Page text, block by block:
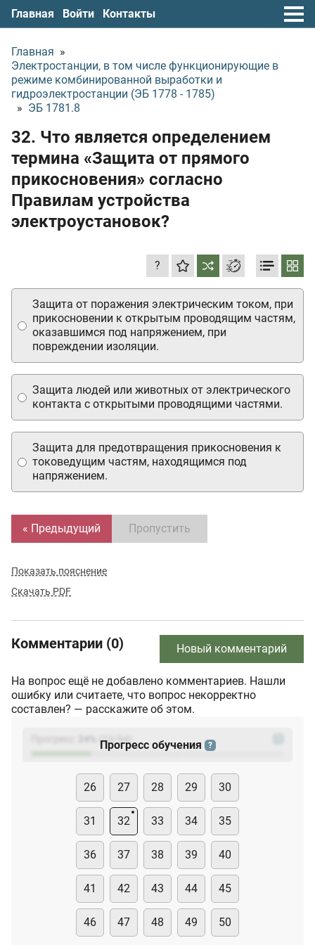
Главная Войти Контакты
Главная »
Электростанции, в том числе функционирующие в
режиме комбинированной выработки и
гидроэлектростанции (ЭБ 1778 - 1785)
» ЭБ 1781.8
32. Что является определением
термина «Защита от прямого
прикосновения» согласно
Правилам устройства
электроустановок?
?
Защита от поражения электрическим током, при
прикосновении к открытым проводящим частям,
оказавшимся под напряжением, при
повреждении изоляции.
Защита людей или животных от электрического
контакта с открытыми проводящими частями.
Защита для предотвращения прикосновения к
токоведущим частям, находящимся под
напряжением.
« Предыдущий Пропустить
Показать пояснение
Скачать PDF
Комментарии (0) Новый комментарий
На вопрос ещё не добавлено комментариев. Нашли
ошибку или считаете, что вопрос некорректно
составлен? — расскажите об этом.
(23
Прогресс обучения ?
26 27 28 29 30
31 32 33 34 35
36 37 38 39 40
41 42 43 44 45
46 47 48 49 50